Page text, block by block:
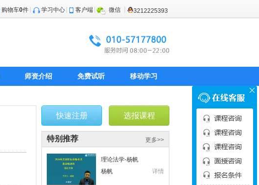
3212225393
微信
客户端
学习中心
购物车0件
师资介绍 免费试听 移动学习
选报课程
快速注册
更多>>
特别推荐
理论法学-杨帆
详情
杨帆